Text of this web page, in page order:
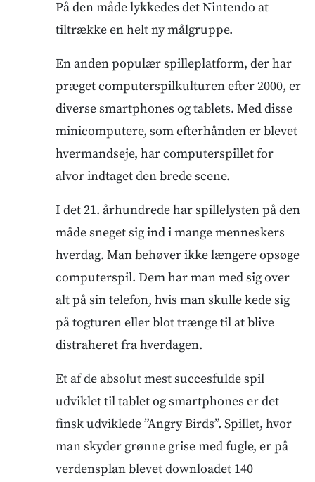
På den måde lykkedes det Nintendo at
tiltrække en helt ny målgruppe.
En anden populær spilleplatform, der har
præget computerspilkulturen efter 2000, er
diverse smartphones og tablets. Med disse
minicomputere, som efterhånden er blevet
hvermandseje, har computerspillet for
alvor indtaget den brede scene.
I det 21. århundrede har spillelysten på den
måde sneget sig ind i mange menneskers
hverdag. Man behøver ikke længere opsøge
computerspil. Dem har man med sig over
alt på sin telefon, hvis man skulle kede sig
på togturen eller blot trænge til at blive
distraheret fra hverdagen.
Et af de absolut mest succesfulde spil
udviklet til tablet og smartphones er det
finsk udviklede ”Angry Birds”. Spillet, hvor
man skyder grønne grise med fugle, er på
verdensplan blevet downloadet 140